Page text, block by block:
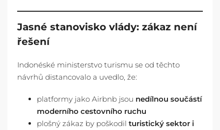
Jasné stanovisko vlády: zákaz není
řešení
Indonéské ministerstvo turismu se od těchto
návrhů distancovalo a uvedlo, že:
platformy jako Airbnb jsou nedílnou součástí
moderního cestovního ruchu
plošný zákaz by poškodil turistický sektor i